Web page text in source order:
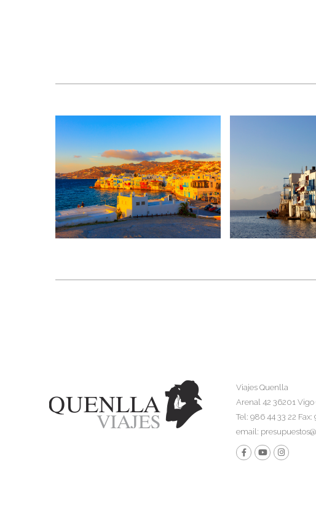
Viajes Quenlla
Arenal 42 36201 Vigo
Tel: 986 44 33 22
email: